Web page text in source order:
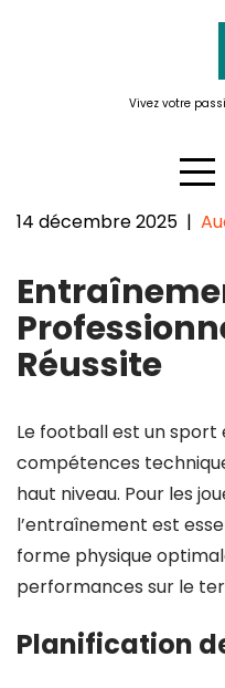
Vivez votre
Réussite
14 décembre 2025 |
Réussite
Le football est un sport
compétences
haut niveau. Pour les
l’entraînement est
forme physique
performances sur le
Planification